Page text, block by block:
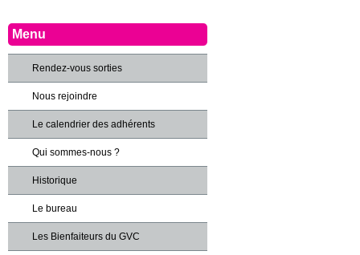
Menu
Rendez-vous sorties
Nous rejoindre
Le calendrier des adhérents
Qui sommes-nous ?
Historique
Le bureau
Les Bienfaiteurs du GVC